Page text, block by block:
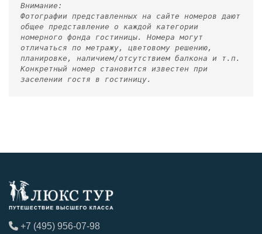
Внимание:
Фотографии представленных на сайте номеров дают
общее представление о каждой категории
номерного фонда гостиницы. Номера могут
отличаться по метражу, цветовому решению,
планировке, наличием/отсутствием балкона и т.п.
Конкретный номер становится известен при
заселении гостя в гостиницу.
+7 (495) 956-07-98